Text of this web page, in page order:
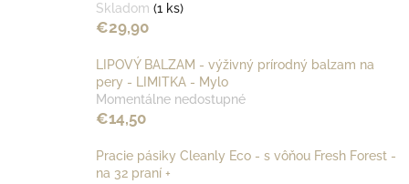
Skladom (1 ks)
€29,90
LIPOVÝ BALZAM - výživný prírodný balzam na
pery - LIMITKA - Mylo
Momentálne nedostupné
€14,50
Pracie pásiky Cleanly Eco - s vôňou Fresh Forest -
na 32 praní +